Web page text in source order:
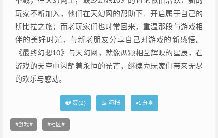
玩家不断加入，他们在天幻网的帮助下，开启属于自己的
斯比拉之旅；而老玩家们也时常回来，重温那段与游戏相
伴的美好时光，与新老朋友分享自己对游戏的新感悟。
《最终幻想10》与天幻网，就像两颗相互辉映的星辰，在
游戏的天空中闪耀着永恒的光芒，继续为玩家们带来无尽
的欢乐与感动。
赞(2) 海报 分享
游戏 社区